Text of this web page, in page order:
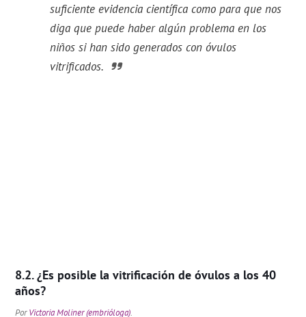
suficiente evidencia científica como para que nos
diga que puede haber algún problema en los
niños si han sido generados con óvulos
vitrificados.
¿Es posible la vitrificación de óvulos a los 40
años?
PorVictoria Moliner (embrióloga).